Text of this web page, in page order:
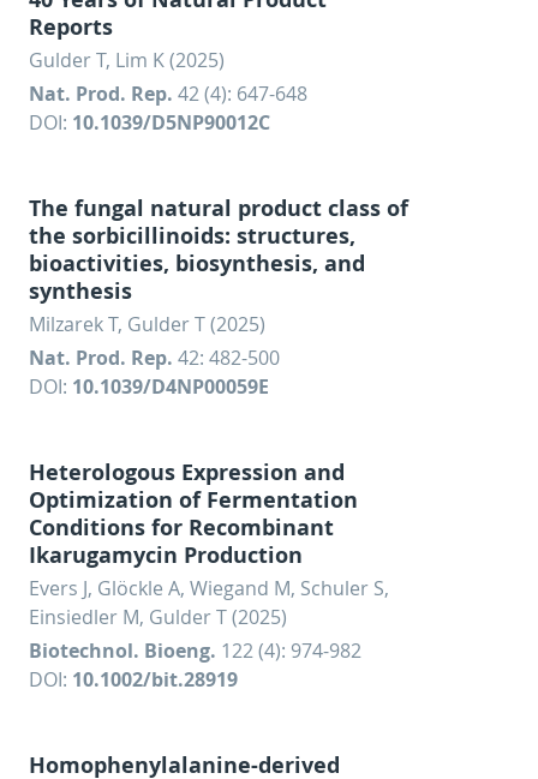
Reports
Gulder T, Lim K (2025)
Nat. Prod. Rep. 42 (4): 647-648
DOI: 10.1039/D5NP90012C
The fungal natural product class of
the sorbicillinoids: structures,
bioactivities, biosynthesis, and
synthesis
Milzarek T, Gulder T (2025)
Nat. Prod. Rep. 42: 482-500
DOI: 10.1039/D4NP00059E
Heterologous Expression and
Optimization of Fermentation
Conditions for Recombinant
Ikarugamycin Production
Evers J, Glöckle A, Wiegand M, Schuler S,
Einsiedler M, Gulder T (2025)
Biotechnol. Bioeng. 122 (4): 974-982
DOI: 10.1002/bit.28919
Homophenylalanine-derived